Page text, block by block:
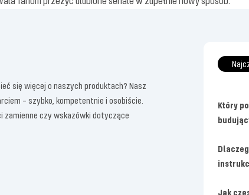
się więcej o naszych produktach? Nasz
– szybko, kompetentnie i osobiście.
zamienne czy wskazówki dotyczące
Który
Jak